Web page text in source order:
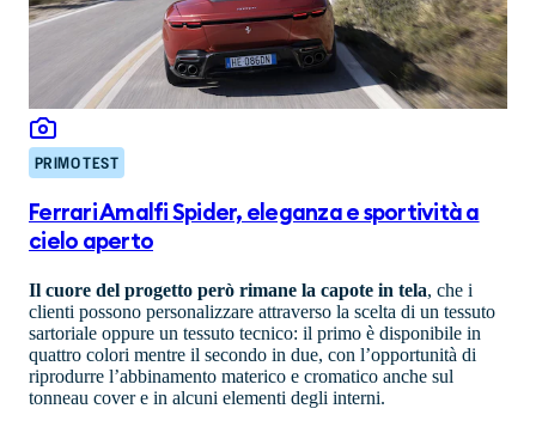
PRIMO TEST
Ferrari Amalfi Spider, eleganza e sportività a
cielo aperto
Il cuore del progetto però rimane la capote in tela, che i
clienti possono personalizzare attraverso la scelta di un tessuto
sartoriale oppure un tessuto tecnico: il primo è disponibile in
quattro colori mentre il secondo in due, con l’opportunità di
riprodurre l’abbinamento materico e cromatico anche sul
tonneau cover e in alcuni elementi degli interni.